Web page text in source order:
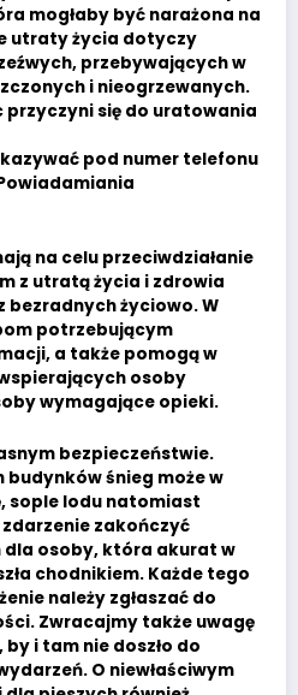
mogłaby być narażona na
utraty życia dotyczy
przebywających w
i nieogrzewanych.
przyczyni się do uratowania
pod numer telefonu
na celu przeciwdziałanie
z utratą życia i zdrowia
bezradnych życiowo. W
potrzebującym
a także pomogą w
osoby
wymagające opieki.
bezpieczeństwie.
śnieg może w
sople lodu natomiast
zakończyć
osoby, która akurat w
chodnikiem. Każde tego
należy zgłaszać do
Zwracajmy także uwagę
i tam nie doszło do
O niewłaściwym